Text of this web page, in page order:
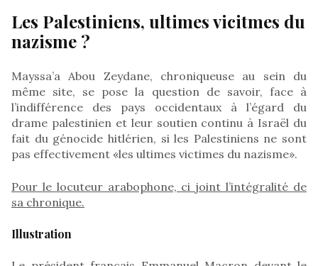
Les Palestiniens, ultimes vicitmes du
nazisme ?
Mayssa’a Abou Zeydane, chroniqueuse au sein du
même site, se pose la question de savoir, face à
l’indifférence des pays occidentaux à l’égard du
drame palestinien et leur soutien continu à Israël du
fait du génocide hitlérien, si les Palestiniens ne sont
pas effectivement «les ultimes victimes du nazisme».
Pour le locuteur arabophone, ci joint l’intégralité de
sa chronique.
Illustration